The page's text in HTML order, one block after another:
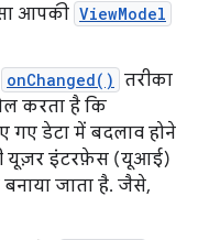
आपकी ViewModel
onChanged() तरीका
करता है कि
डेटा में बदलाव होने
यूज़र इंटरफ़ेस (यूआई)
जाता है. जैसे,